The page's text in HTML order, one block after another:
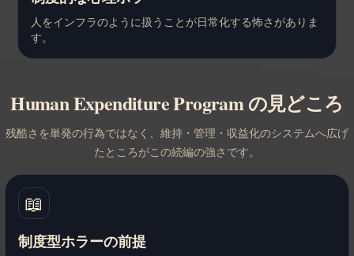
人をインフラのように扱うことが日常化する怖さがありま
す。
Human Expenditure Program の見どころ
残酷さを単発の行為ではなく、維持・管理・収益化のシステムへ広げ
たところがこの続編の強さです。
📖
制度型ホラーの前提